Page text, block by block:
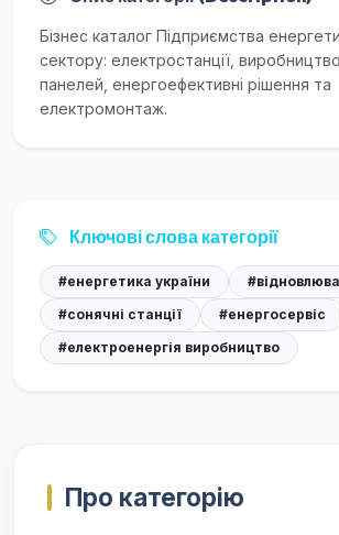
Бізнес каталог Підприємства
сектору: електростанції,
панелей, енергоефективні рішення та
електромонтаж.
Ключові слова категорії
#енергетика україни
#сонячні станції
#енергосервіс
#електроенергія виробництво
Про категорію